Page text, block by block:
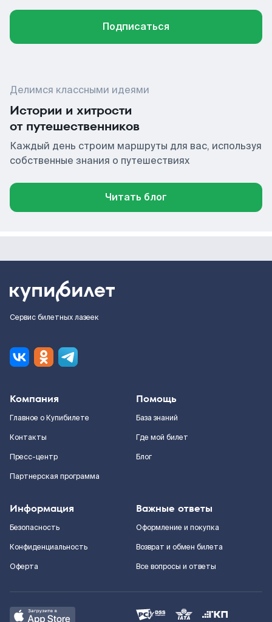
Подписаться
Делимся классными идеями
Истории и хитрости
от путешественников
Каждый день строим маршруты для вас, используя
собственные знания о путешествиях
Читать блог
Сервис билетных лазеек
Компания
Главное о Купибилете
Контакты
Пресс-центр
Партнерская программа
Помощь
База знаний
Где мой билет
Блог
Информация
Безопасность
Конфиденциальность
Оферта
Важные ответы
Оформление и покупка
Возврат и обмен билета
Все вопросы и ответы